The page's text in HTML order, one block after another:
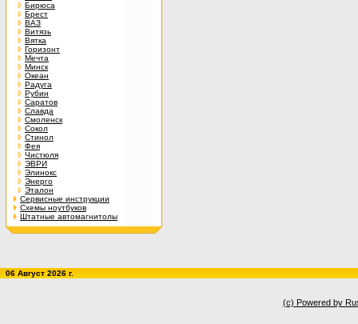
Бирюса
Брест
ВАЗ
Витязь
Вятка
Горизонт
Мечта
Минск
Океан
Радуга
Рубин
Саратов
Славда
Смоленск
Сокол
Стинол
Фея
Чистюля
ЭВРИ
Элинокс
Энерго
Эталон
Сервисные инструкции
Схемы ноутбуков
Штатные автомагнитолы
06 Август 2026 г.
(c) Powered by